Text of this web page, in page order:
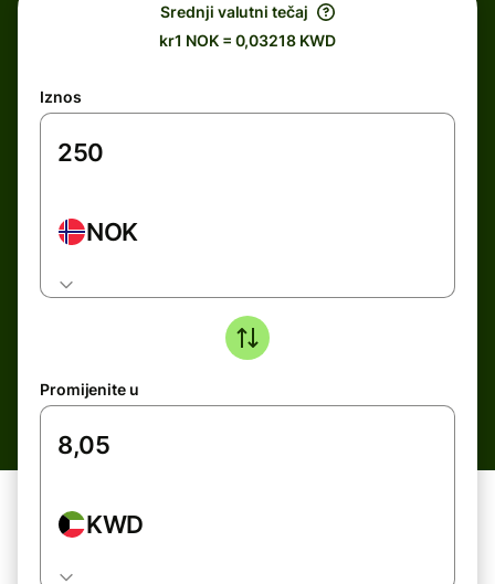
Srednji valutni tečaj
kr1 NOK = 0,03218 KWD
Iznos
NOK
Promijenite u
KWD